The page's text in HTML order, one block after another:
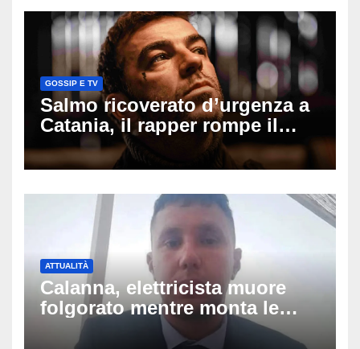
GOSSIP E TV
Salmo ricoverato d’urgenza a
Catania, il rapper rompe il
silenzio dopo la notte in
ospedale: come sta e cosa
ATTUALITÀ
Calanna, elettricista muore
folgorato mentre monta le
luminarie della festa: chi era